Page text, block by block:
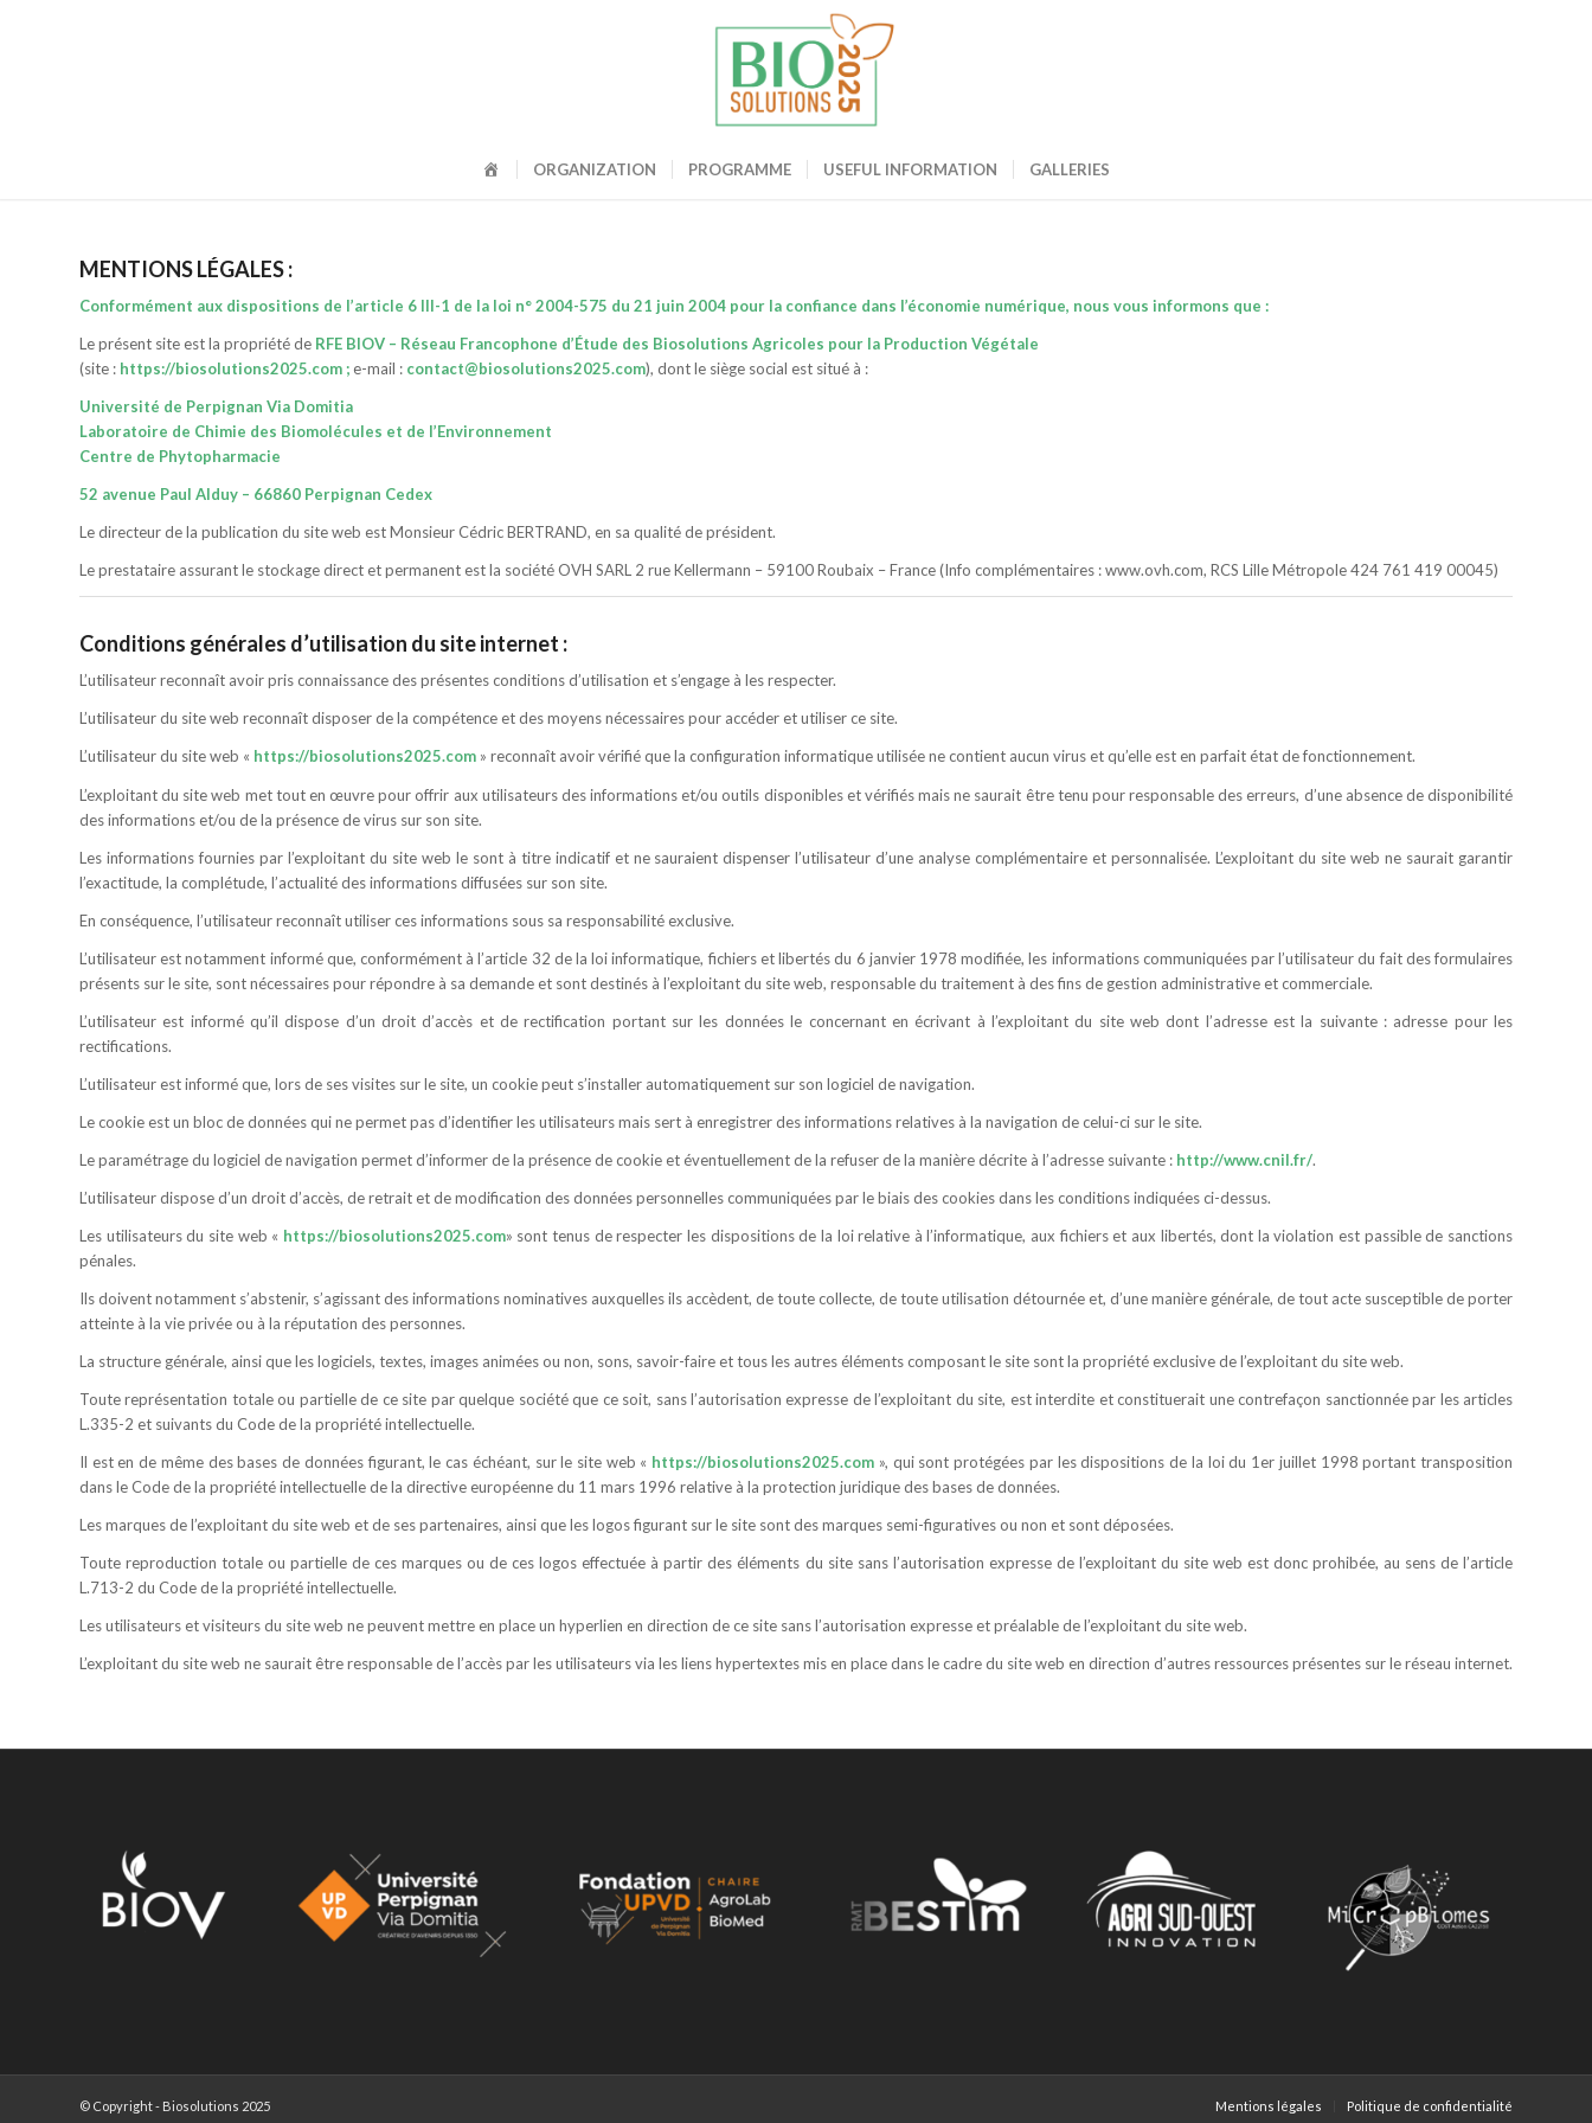
HOMEORGANIZATION PROGRAMME USEFUL INFORMATION GALLERIES
MENTIONS LÉGALES :
Conformément aux dispositions de l’article 6 III-1 de la loi n° 2004-575 du 21 juin 2004 pour la confiance dans l’économie numérique, nous vous informons que :
Le présent site est la propriété de RFE BIOV – Réseau Francophone d’Étude des Biosolutions Agricoles pour la Production Végétale
(site : https://biosolutions2025.com ; e-mail : contact@biosolutions2025.com), dont le siège social est situé à :
Université de Perpignan Via Domitia
Laboratoire de Chimie des Biomolécules et de l’Environnement
Centre de Phytopharmacie
52 avenue Paul Alduy – 66860 Perpignan Cedex
Le directeur de la publication du site web est Monsieur Cédric BERTRAND, en sa qualité de président.
Le prestataire assurant le stockage direct et permanent est la société OVH SARL 2 rue Kellermann – 59100 Roubaix – France (Info complémentaires : www.ovh.com, RCS Lille Métropole 424 761 419 00045)
Conditions générales d’utilisation du site internet :
L’utilisateur reconnaît avoir pris connaissance des présentes conditions d’utilisation et s’engage à les respecter.
L’utilisateur du site web reconnaît disposer de la compétence et des moyens nécessaires pour accéder et utiliser ce site.
L’utilisateur du site web « https://biosolutions2025.com » reconnaît avoir vérifié que la configuration informatique utilisée ne contient aucun virus et qu’elle est en parfait état de fonctionnement.
L’exploitant du site web met tout en œuvre pour offrir aux utilisateurs des informations et/ou outils disponibles et vérifiés mais ne saurait être tenu pour responsable des erreurs, d’une absence de disponibilité
des informations et/ou de la présence de virus sur son site.
Les informations fournies par l’exploitant du site web le sont à titre indicatif et ne sauraient dispenser l’utilisateur d’une analyse complémentaire et personnalisée. L’exploitant du site web ne saurait garantir
l’exactitude, la complétude, l’actualité des informations diffusées sur son site.
En conséquence, l’utilisateur reconnaît utiliser ces informations sous sa responsabilité exclusive.
L’utilisateur est notamment informé que, conformément à l’article 32 de la loi informatique, fichiers et libertés du 6 janvier 1978 modifiée, les informations communiquées par l’utilisateur du fait des formulaires
présents sur le site, sont nécessaires pour répondre à sa demande et sont destinés à l’exploitant du site web, responsable du traitement à des fins de gestion administrative et commerciale.
L’utilisateur est informé qu’il dispose d’un droit d’accès et de rectification portant sur les données le concernant en écrivant à l’exploitant du site web dont l’adresse est la suivante : adresse pour les
rectifications.
L’utilisateur est informé que, lors de ses visites sur le site, un cookie peut s’installer automatiquement sur son logiciel de navigation.
Le cookie est un bloc de données qui ne permet pas d’identifier les utilisateurs mais sert à enregistrer des informations relatives à la navigation de celui-ci sur le site.
Le paramétrage du logiciel de navigation permet d’informer de la présence de cookie et éventuellement de la refuser de la manière décrite à l’adresse suivante : http://www.cnil.fr/.
L’utilisateur dispose d’un droit d’accès, de retrait et de modification des données personnelles communiquées par le biais des cookies dans les conditions indiquées ci-dessus.
Les utilisateurs du site web « https://biosolutions2025.com» sont tenus de respecter les dispositions de la loi relative à l’informatique, aux fichiers et aux libertés, dont la violation est passible de sanctions
pénales.
Ils doivent notamment s’abstenir, s’agissant des informations nominatives auxquelles ils accèdent, de toute collecte, de toute utilisation détournée et, d’une manière générale, de tout acte susceptible de porter
atteinte à la vie privée ou à la réputation des personnes.
La structure générale, ainsi que les logiciels, textes, images animées ou non, sons, savoir-faire et tous les autres éléments composant le site sont la propriété exclusive de l’exploitant du site web.
Toute représentation totale ou partielle de ce site par quelque société que ce soit, sans l’autorisation expresse de l’exploitant du site, est interdite et constituerait une contrefaçon sanctionnée par les articles
L.335-2 et suivants du Code de la propriété intellectuelle.
Il est en de même des bases de données figurant, le cas échéant, sur le site web « https://biosolutions2025.com », qui sont protégées par les dispositions de la loi du 1er juillet 1998 portant transposition
dans le Code de la propriété intellectuelle de la directive européenne du 11 mars 1996 relative à la protection juridique des bases de données.
Les marques de l’exploitant du site web et de ses partenaires, ainsi que les logos figurant sur le site sont des marques semi-figuratives ou non et sont déposées.
Toute reproduction totale ou partielle de ces marques ou de ces logos effectuée à partir des éléments du site sans l’autorisation expresse de l’exploitant du site web est donc prohibée, au sens de l’article
L.713-2 du Code de la propriété intellectuelle.
Les utilisateurs et visiteurs du site web ne peuvent mettre en place un hyperlien en direction de ce site sans l’autorisation expresse et préalable de l’exploitant du site web.
L’exploitant du site web ne saurait être responsable de l’accès par les utilisateurs via les liens hypertextes mis en place dans le cadre du site web en direction d’autres ressources présentes sur le réseau internet.
© Copyright - Biosolutions 2025 Mentions légales Politique de confidentialité